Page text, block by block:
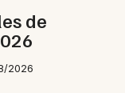
de
2026